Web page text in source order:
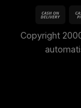
Copyright